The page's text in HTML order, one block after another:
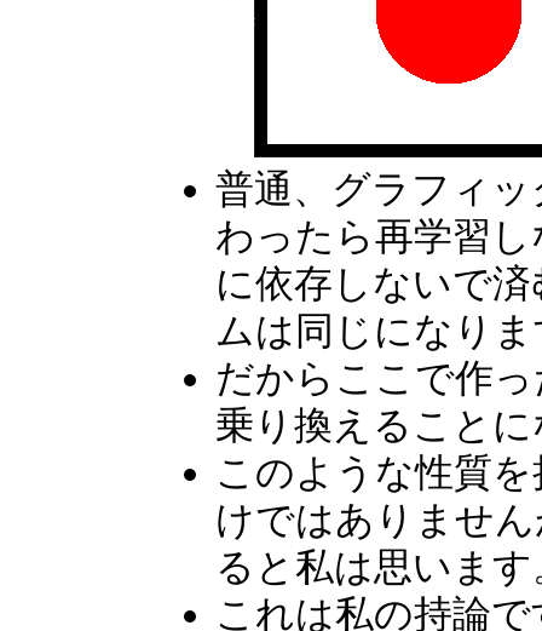
普通、グラフィ
わったら再学習
に依存しないで
ムは同じになり
だからここで作
乗り換えること
このような性質
けではありませ
ると私は思います
これは私の持論